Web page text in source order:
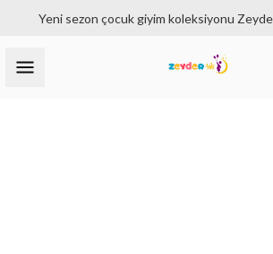
Yeni sezon çocuk giyim koleksiyonu